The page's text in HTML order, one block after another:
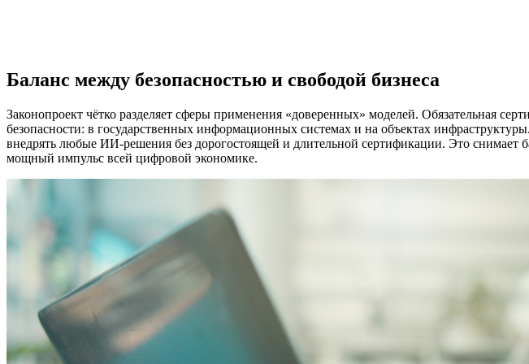
Баланс между безопасностью и свободой бизнеса
Законопроект чётко разделяет сферы применения «доверенных» моделей. Обязательная
безопасности: в государственных информационных системах и на объектах
внедрять любые ИИ-решения без дорогостоящей и длительной сертификации. Это
мощный импульс всей цифровой экономике.